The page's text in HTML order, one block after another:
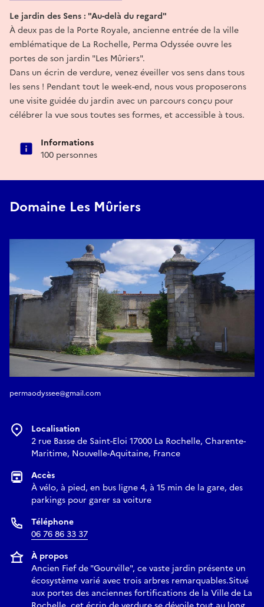
Le jardin des Sens : "Au-delà du regard"
À deux pas de la Porte Royale, ancienne entrée de la ville
emblématique de La Rochelle, Perma Odyssée ouvre les
portes de son jardin "Les Mûriers".
Dans un écrin de verdure, venez éveiller vos sens dans tous
les sens ! Pendant tout le week-end, nous vous proposerons
une visite guidée du jardin avec un parcours conçu pour
célébrer la vue sous toutes ses formes, et accessible à tous.
Informations
100 personnes
Domaine Les Mûriers
permaodyssee@gmail.com
Localisation
2 rue Basse de Saint-Eloi 17000 La Rochelle, Charente-
Maritime, Nouvelle-Aquitaine, France
Accès
À vélo, à pied, en bus ligne 4, à 15 min de la gare, des
parkings pour garer sa voiture
Téléphone
06 76 86 33 37
À propos
Ancien Fief de "Gourville", ce vaste jardin présente un
écosystème varié avec trois arbres remarquables.Situé
aux portes des anciennes fortifications de la Ville de La